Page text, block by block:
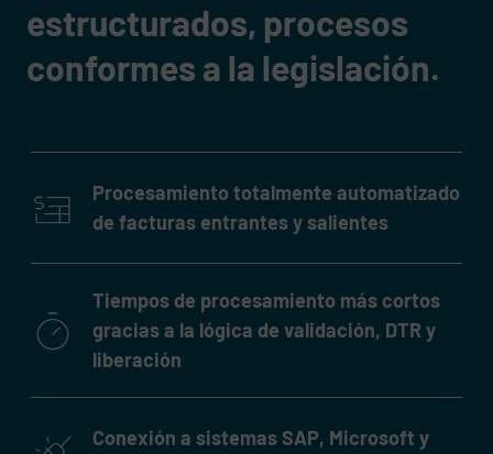
estructurados, procesos
conformes a la legislación.
Procesamiento totalmente automatizado
de facturas entrantes y salientes
Tiempos de procesamiento más cortos
gracias a la lógica de validación, DTR y
liberación
Conexión a sistemas SAP, Microsoft y